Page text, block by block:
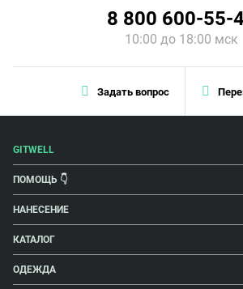
Задать вопрос
8 800 600-55-
10:00 до 18:00 мск
GITWELL
ПОМОЩЬ 👇
НАНЕСЕНИЕ
КАТАЛОГ
ОДЕЖДА